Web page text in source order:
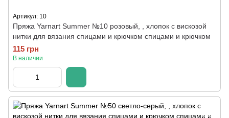
Артикул: 10
Пряжа Yarnart Summer №10 розовый, , хлопок с вискозой
нитки для вязания спицами и крючком спицами и крючком
115 грн
В наличии